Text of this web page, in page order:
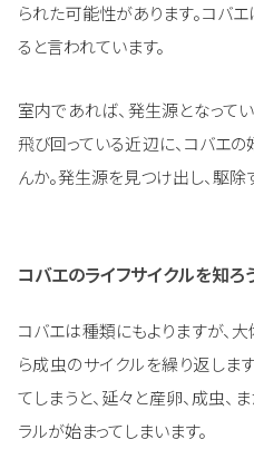
られた可能性があります。コバ
ると言われています。
室内であれば、発生源となって
飛び回っている近辺に、コバエ
んか。発生源を見つけ出し、駆除
コバエのライフサイクルを知ろ
コバエは種類にもよりますが、
ら成虫のサイクルを繰り返しま
てしまうと、延々と産卵、成虫、
ラルが始まってしまいます。